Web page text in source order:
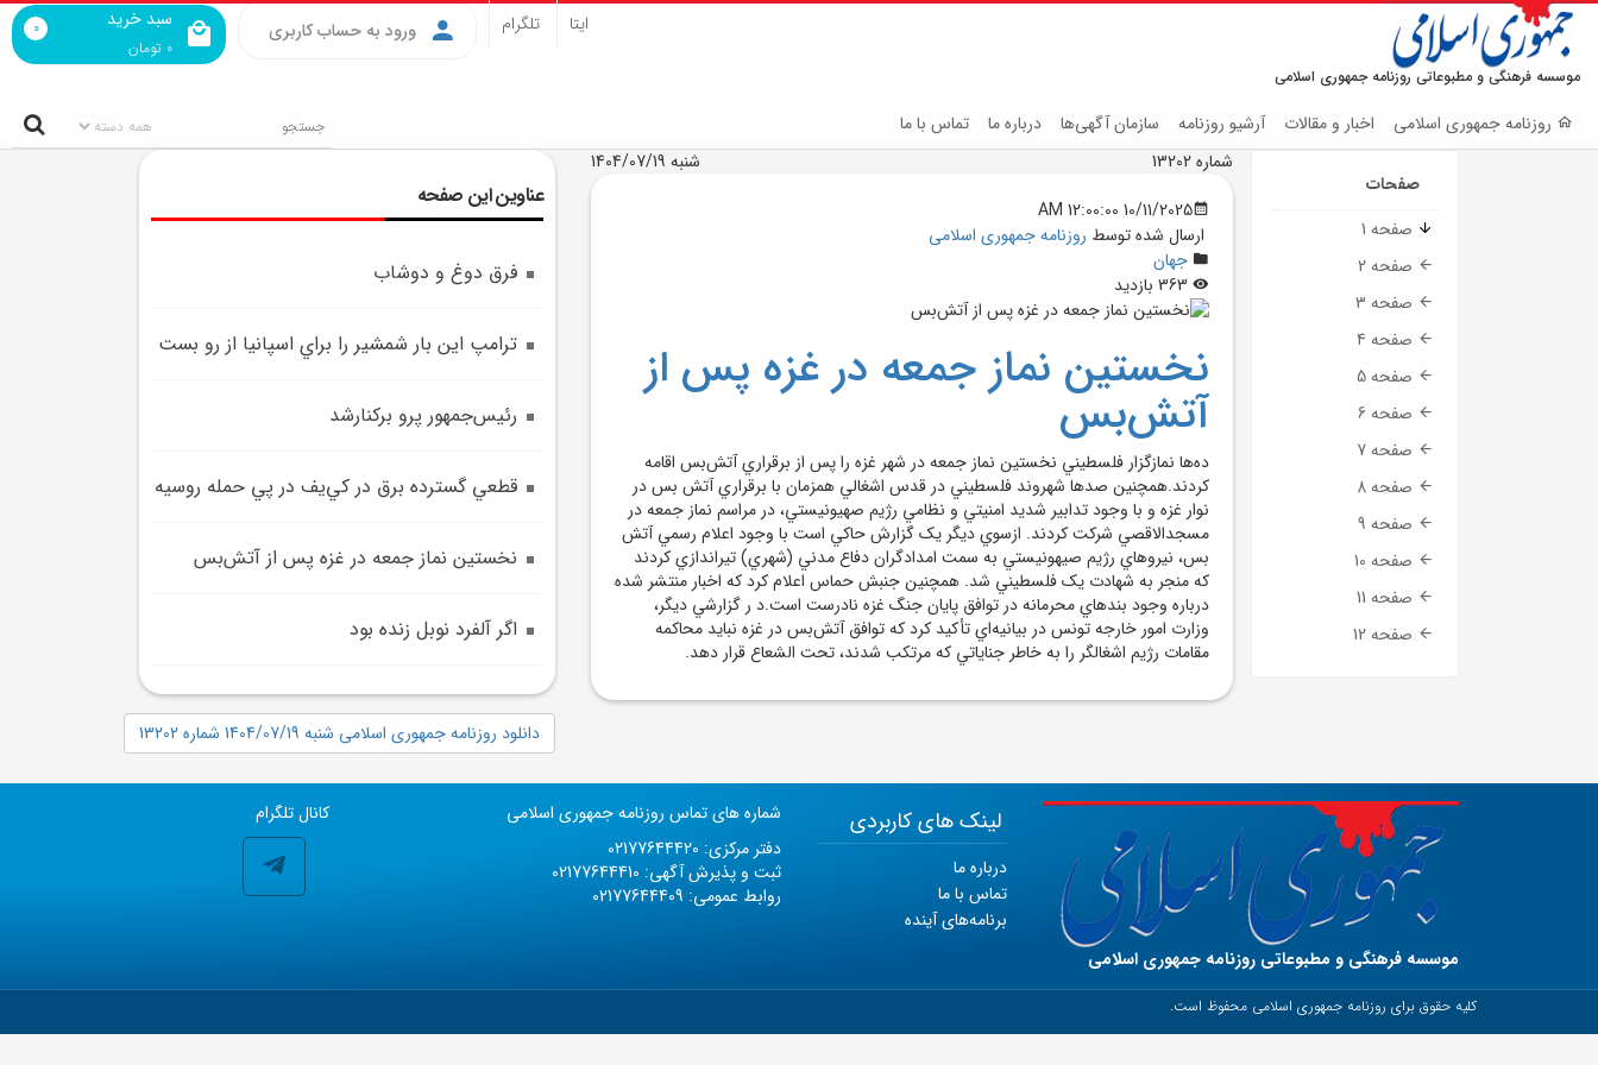
موسسه فرهنگی و مطبوعاتی روزنامه جمهوری اسلامی
سبد خرید
0 تومان
0 ورود به حساب کاربری ایتا تلگرام
روزنامه جمهوری اسلامی اخبار و مقالات آرشیو روزنامه سازمان آگهی‌ها درباره ما تماس با ما
صفحات
صفحه 1
صفحه 2
صفحه 3
صفحه 4
صفحه 5
صفحه 6
صفحه 7
صفحه 8
صفحه 9
صفحه 10
صفحه 11
صفحه 12
شماره 13202
شنبه 1404/07/19
10/11/2025 12:00:00 AM
ارسال شده توسط روزنامه جمهوری اسلامی
جهان
نخستين نماز جمعه در غزه پس از
آتش‌بس
ده‌ها نمازگزار فلسطيني نخستين نماز جمعه در شهر غزه را پس از برقراري آتش‌بس اقامه
کردند.همچنين صد‌ها شهروند فلسطيني در قدس اشغالي همزمان با برقراري آتش بس در
نوار غزه و با وجود تدابير شديد امنيتي و نظامي رژيم صهيونيستي، در مراسم نماز جمعه در
مسجدالاقصي شرکت کردند. ازسوي ديگر يک گزارش حاکي است با وجود اعلام رسمي آتش
بس، نيرو‌هاي رژيم صيهونيستي به سمت امدادگران دفاع مدني (شهري) تيراندازي کردند
که منجر به شهادت يک فلسطيني شد. همچنين جنبش حماس اعلام کرد که اخبار منتشر شده
درباره وجود بند‌هاي محرمانه در توافق پايان جنگ غزه نادرست است.د ر گزارشي ديگر،
وزارت امور خارجه تونس در بيانيه‌اي تأکيد کرد که توافق آتش‌بس در غزه نبايد محاکمه
مقامات رژيم اشغالگر را به خاطر جناياتي که مرتکب شدند، تحت الشعاع قرار دهد.
عناوین این صفحه
فرق دوغ و دوشاب
ترامپ اين بار شمشير را براي اسپانيا از رو بست
رئيس‌جمهور پرو برکنارشد
قطعي گسترده برق در کي‌يف در پي حمله روسيه
نخستين نماز جمعه در غزه پس از آتش‌بس
اگر آلفرد نوبل زنده بود
دانلود روزنامه جمهوری اسلامی شنبه 1404/07/19 شماره 13202
کانال تلگرام
شماره های تماس روزنامه جمهوری اسلامی
دفتر مرکزی: 02177644420
ثبت و پذیرش آگهی: 02177644410
روابط عمومی: 02177644409
لینک های کاربردی
درباره ما
تماس با ما
برنامه‌های آینده
موسسه فرهنگی و مطبوعاتی روزنامه جمهوری اسلامی
کلیه حقوق برای روزنامه جمهوری اسلامی محفوظ است.